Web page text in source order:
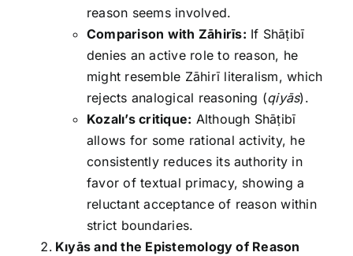
reason seems involved.
Comparison with Zāhirīs: If Shāṭibī
denies an active role to reason, he
might resemble Zāhirī literalism, which
rejects analogical reasoning (qiyās).
Kozalı’s critique: Although Shāṭibī
allows for some rational activity, he
consistently reduces its authority in
favor of textual primacy, showing a
reluctant acceptance of reason within
strict boundaries.
Kıyās and the Epistemology of Reason